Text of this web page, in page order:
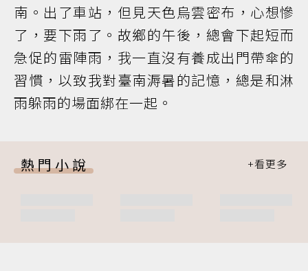
南。出了車站，但見天色烏雲密布，心想慘
了，要下雨了。故鄉的午後，總會下起短而
急促的雷陣雨，我一直沒有養成出門帶傘的
習慣，以致我對臺南溽暑的記憶，總是和淋
雨躲雨的場面綁在一起。
熱門小說